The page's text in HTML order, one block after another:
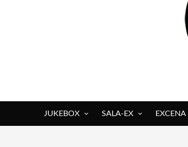
30 AÑOS (NO ES
MILITARES
D’BALDOMEROS
MARSHALL
JOFRE BARDAGÍ
JUKEBOX SALA-EX EXCENA